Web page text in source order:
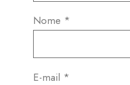
Nome *
E-mail *